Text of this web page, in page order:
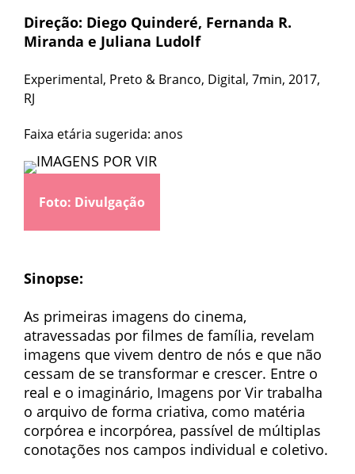
Direção: Diego Quinderé, Fernanda R.
Miranda e Juliana Ludolf
Experimental, Preto & Branco, Digital, 7min, 2017,
RJ
Faixa etária sugerida: anos
Foto: Divulgação
Sinopse:
As primeiras imagens do cinema,
atravessadas por filmes de família, revelam
imagens que vivem dentro de nós e que não
cessam de se transformar e crescer. Entre o
real e o imaginário, Imagens por Vir trabalha
o arquivo de forma criativa, como matéria
corpórea e incorpórea, passível de múltiplas
conotações nos campos individual e coletivo.